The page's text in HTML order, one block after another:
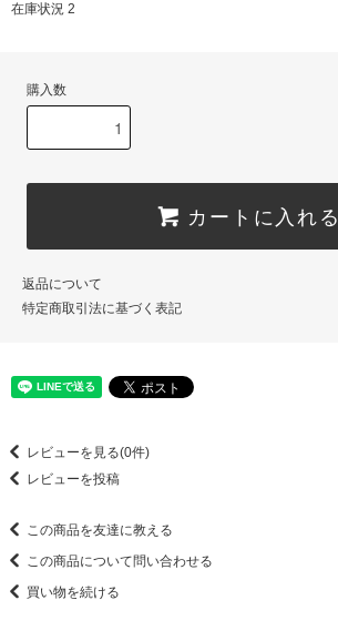
在庫状況 2
購入数
カートに入れる
返品について
特定商取引法に基づく表記
レビューを見る(0件)
レビューを投稿
この商品を友達に教える
この商品について問い合わせる
買い物を続ける